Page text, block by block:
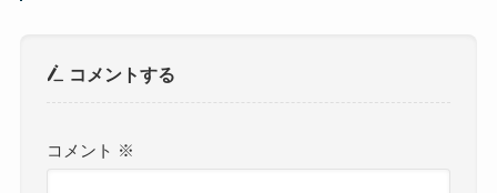
コメントする
コメント ※